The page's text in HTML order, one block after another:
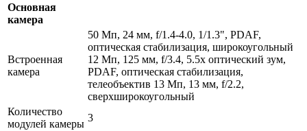
Основная
камера
Встроенная
камера
50 Мп, 24 мм, f/1.4-4.0, 1/1.3", PDAF,
оптическая стабилизация, широкоугольный
12 Мп, 125 мм, f/3.4, 5.5x оптический зум,
PDAF, оптическая стабилизация,
телеобъектив 13 Мп, 13 мм, f/2.2,
сверхширокоугольный
Количество
модулей камеры
3